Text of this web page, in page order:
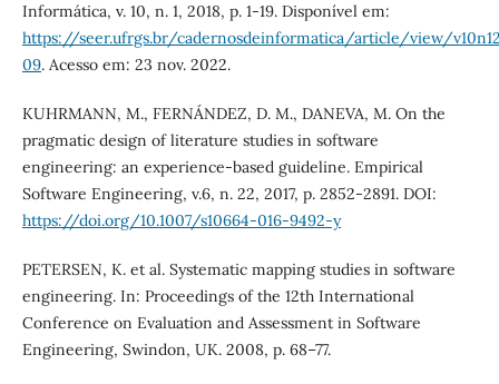
Informática, v. 10, n. 1, 2018, p. 1-19. Disponível em:
https://seer.ufrgs.br/cadernosdeinformatica/article/view/
09. Acesso em: 23 nov. 2022.
KUHRMANN, M., FERNÁNDEZ, D. M., DANEVA, M. On the
pragmatic design of literature studies in software
engineering: an experience-based guideline. Empirical
Software Engineering, v.6, n. 22, 2017, p. 2852-2891. DOI:
https://doi.org/10.1007/s10664-016-9492-y
PETERSEN, K. et al. Systematic mapping studies in software
engineering. In: Proceedings of the 12th International
Conference on Evaluation and Assessment in Software
Engineering, Swindon, UK. 2008, p. 68–77.